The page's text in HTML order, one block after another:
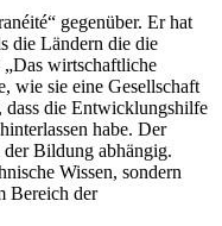
gegenüber. Er hat
die Ländern die die
wirtschaftliche
wie sie eine Gesellschaft
dass die Entwicklungshilfe
habe. Der
Bildung abhängig.
Wissen, sondern
Bereich der